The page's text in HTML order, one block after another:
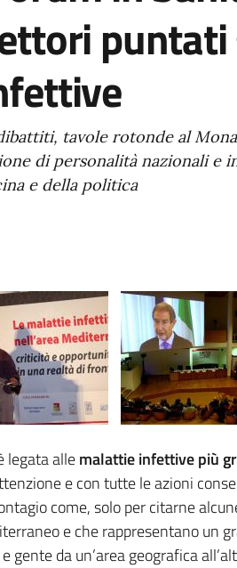
tavole rotonde al
di personalità nazionali e
e della politica
legata allemalattie infettive più
e con tutte le azioni
come, solo per citarne
e che rappresentano un
gente da un’area geografica